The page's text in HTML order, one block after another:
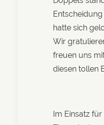
hatte sich
Wir
freuen uns
diesen tollen
Im Einsatz für